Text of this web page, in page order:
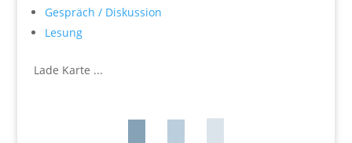
Gespräch / Diskussion
Lesung
Lade Karte ...